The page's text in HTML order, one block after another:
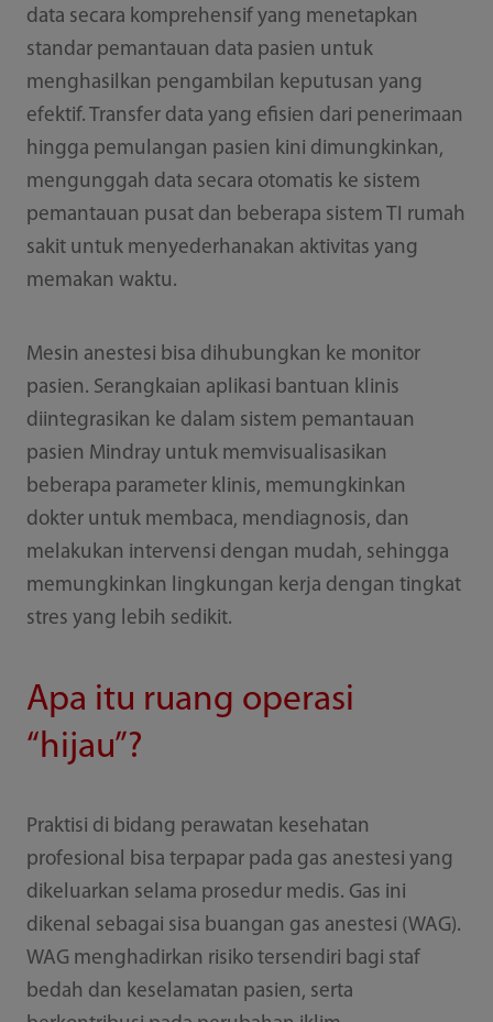
data secara komprehensif yang menetapkan
standar pemantauan data pasien untuk
menghasilkan pengambilan keputusan yang
efektif. Transfer data yang efisien dari penerimaan
hingga pemulangan pasien kini dimungkinkan,
mengunggah data secara otomatis ke sistem
pemantauan pusat dan beberapa sistem TI rumah
sakit untuk menyederhanakan aktivitas yang
memakan waktu.
Mesin anestesi bisa dihubungkan ke monitor
pasien. Serangkaian aplikasi bantuan klinis
diintegrasikan ke dalam sistem pemantauan
pasien Mindray untuk memvisualisasikan
beberapa parameter klinis, memungkinkan
dokter untuk membaca, mendiagnosis, dan
melakukan intervensi dengan mudah, sehingga
memungkinkan lingkungan kerja dengan tingkat
stres yang lebih sedikit.
Apa itu ruang operasi
“hijau”?
Praktisi di bidang perawatan kesehatan
profesional bisa terpapar pada gas anestesi yang
dikeluarkan selama prosedur medis. Gas ini
dikenal sebagai sisa buangan gas anestesi (WAG).
WAG menghadirkan risiko tersendiri bagi staf
bedah dan keselamatan pasien, serta